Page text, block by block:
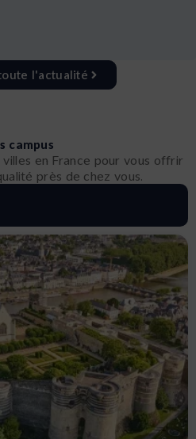
l'actualité
campus
villes en France pour vous offrir
près de chez vous.